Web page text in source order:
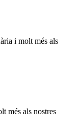
i molt més als
més als nostres